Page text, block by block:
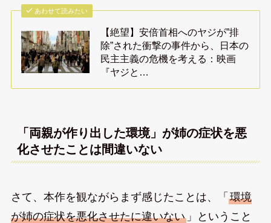
あわせて読みたい
【絶望】安倍首相へのヤジが”排
除”された衝撃の事件から、日本の
民主主義の危機を考える：映画
『ヤジと…
「両親が作り出した環境」が姉の症状を悪
化させたことは間違いない
さて、本作を観ながらまず感じたことは、「 環境
が姉の症状を悪化させたに違いない」ということ